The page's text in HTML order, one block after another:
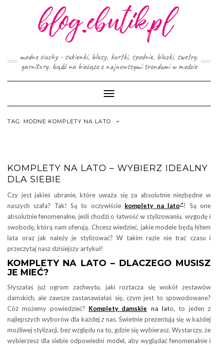
modne ciuchy - sukienki, bluzy, kurtki, spodnie, bluzki, swetry,
garnitury. bądź na bieżąco z najnowszymi trendami w modzie
Toggle
Navigation
TAG: MODNE KOMPLETY NA LATO
KOMPLETY NA LATO – WYBIERZ IDEALNY
DLA SIEBIE
Czy jest jakieś ubranie, które uważa się za absolutnie niezbędne w
naszych szafa? Tak! Są to oczywiście komplety na lato ! Są one
absolutnie fenomenalne, jeśli chodzi o łatwość w stylizowaniu, wygodę i
swobodę, którą nam oferują. Chcesz wiedzieć, jakie modele będą hitem
lata oraz jak należy je stylizować? W takim razie nie trać czasu i
przeczytaj nasz dzisiejszy artykuł!
KOMPLETY NA LATO – DLACZEGO MUSISZ
JE MIEĆ?
Słyszałaś już ogrom zachwytu, jaki roztacza się wokół zestawów
damskich, ale zawsze zastanawiałaś się, czym jest to spowodowane?
Cóż możemy powiedzieć? Komplety damskie na lato, to jeden z
najlepszych wyborów dla każdej z nas. Świetnie prezentują się w każdej
możliwej stylizacji, bez względu na to, gdzie się wybierasz. Wystarczy, że
wybierzesz dla siebie odpowiedni model, aby wyglądać fenomenalnie i